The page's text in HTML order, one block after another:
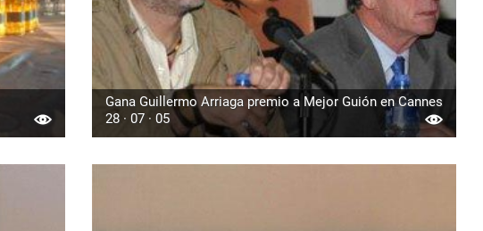
Gana Guillermo Arriaga premio a Mejor Guión en Cannes
28 · 07 · 05